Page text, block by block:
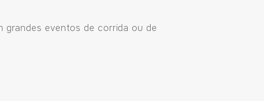
eventos de corrida ou de